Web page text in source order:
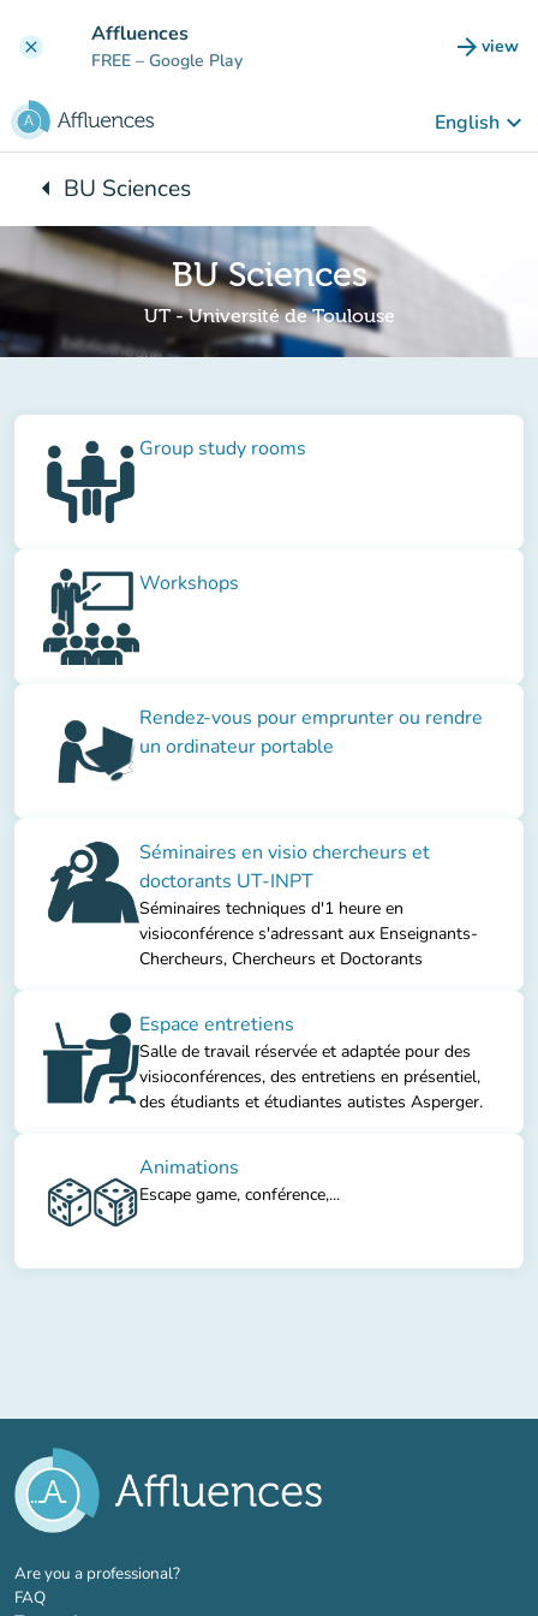
clear Affluences
FREE – Google Play arrow_forward view
(new
English keyboard_arrow_down
arrow_leftBack to:
BU Sciences
BU Sciences
UT - Université de Toulouse
Group study rooms
Workshops
Rendez-vous pour emprunter ou rendre
un ordinateur portable
Séminaires en visio chercheurs et
doctorants UT-INPT
Séminaires techniques d'1 heure en
visioconférence s'adressant aux Enseignants-
Chercheurs, Chercheurs et Doctorants
Espace entretiens
Salle de travail réservée et adaptée pour des
visioconférences, des entretiens en présentiel,
des étudiants et étudiantes autistes Asperger.
Animations
Escape game, conférence,...
Are you a professional?(new tab)
FAQ